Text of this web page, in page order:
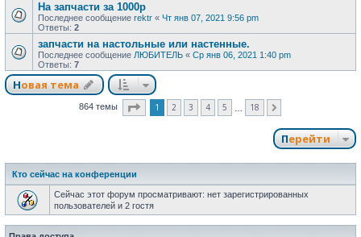
На запчасти за 1000р
Последнее сообщение rektr « Чт янв 07, 2021 9:56 pm
Ответы: 2
запчасти на настольные или настенные.
Последнее сообщение ЛЮБИТЕЛЬ « Ср янв 06, 2021 1:40 pm
Ответы: 7
Новая тема
864 темы Страница из
1 2 3 4 5 18
Перейти
Кто сейчас на конференции
Сейчас этот форум просматривают: нет зарегистрированных
пользователей и 2 гостя